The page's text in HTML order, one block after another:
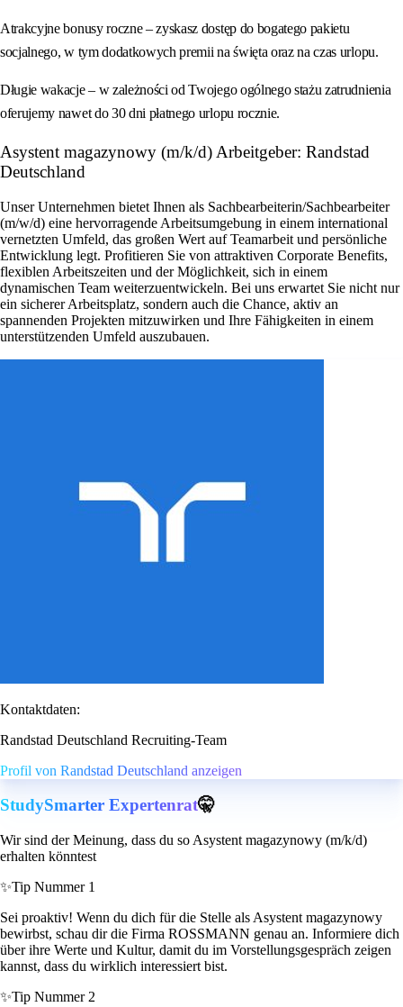
Atrakcyjne bonusy roczne – zyskasz dostęp do bogatego pakietu
socjalnego, w tym dodatkowych premii na święta oraz na czas urlopu.
Długie wakacje – w zależności od Twojego ogólnego stażu zatrudnienia
oferujemy nawet do 30 dni płatnego urlopu rocznie.
Asystent magazynowy (m/k/d) Arbeitgeber: Randstad
Deutschland
Unser Unternehmen bietet Ihnen als Sachbearbeiterin/Sachbearbeiter
(m/w/d) eine hervorragende Arbeitsumgebung in einem international
vernetzten Umfeld, das großen Wert auf Teamarbeit und persönliche
Entwicklung legt. Profitieren Sie von attraktiven Corporate Benefits,
flexiblen Arbeitszeiten und der Möglichkeit, sich in einem
dynamischen Team weiterzuentwickeln. Bei uns erwartet Sie nicht nur
ein sicherer Arbeitsplatz, sondern auch die Chance, aktiv an
spannenden Projekten mitzuwirken und Ihre Fähigkeiten in einem
unterstützenden Umfeld auszubauen.
Kontaktdaten:
Randstad Deutschland Recruiting-Team
Profil von Randstad Deutschland anzeigen
StudySmarter Expertenrat🤫
Wir sind der Meinung, dass du so Asystent magazynowy (m/k/d)
erhalten könntest
✨Tip Nummer 1
Sei proaktiv! Wenn du dich für die Stelle als Asystent magazynowy
bewirbst, schau dir die Firma ROSSMANN genau an. Informiere dich
über ihre Werte und Kultur, damit du im Vorstellungsgespräch zeigen
kannst, dass du wirklich interessiert bist.
✨Tip Nummer 2